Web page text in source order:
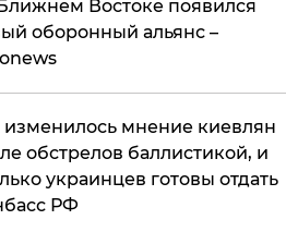
Востоке появился
оборонный альянс –
изменилось мнение киевлян
обстрелов баллистикой, и
украинцев готовы отдать
РФ